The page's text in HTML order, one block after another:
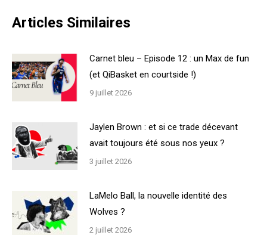
Articles Similaires
Carnet bleu – Episode 12 : un Max de fun
(et QiBasket en courtside !)
9 juillet 2026
Jaylen Brown : et si ce trade décevant
avait toujours été sous nos yeux ?
3 juillet 2026
LaMelo Ball, la nouvelle identité des
Wolves ?
2 juillet 2026